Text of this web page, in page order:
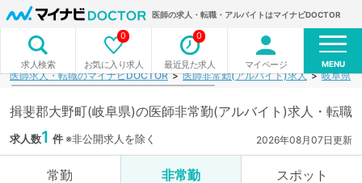
医師の求人・転職・アルバイトはマイナビDOCTOR
求人検索 お気に入り求人
0
最近見た求人
0
マイページ MENU
医師求人・転職のマイナビDOCTOR 医師非常勤(アルバイト)求人 岐阜県
揖斐郡大野町(岐阜県)の医師非常勤(アルバイト)求人・転職
求人数1 件※非公開求人を除く 2026年08月07日更新
常勤 非常勤 スポット